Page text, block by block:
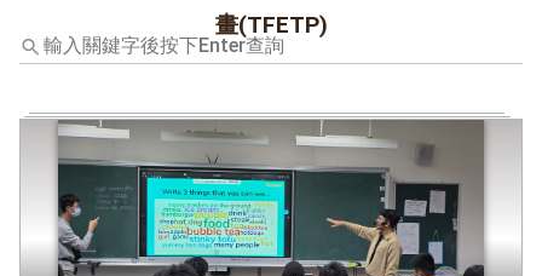
畫(TFETP)
輸
入
鍵
Enter
查